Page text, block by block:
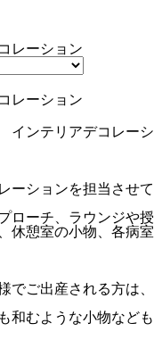
レーション
レーション
ンテリアデコレーシ
ーションを担当させて
ローチ、ラウンジや授
休憩室の小物、各病室
でご出産される方は、
和むような小物なども